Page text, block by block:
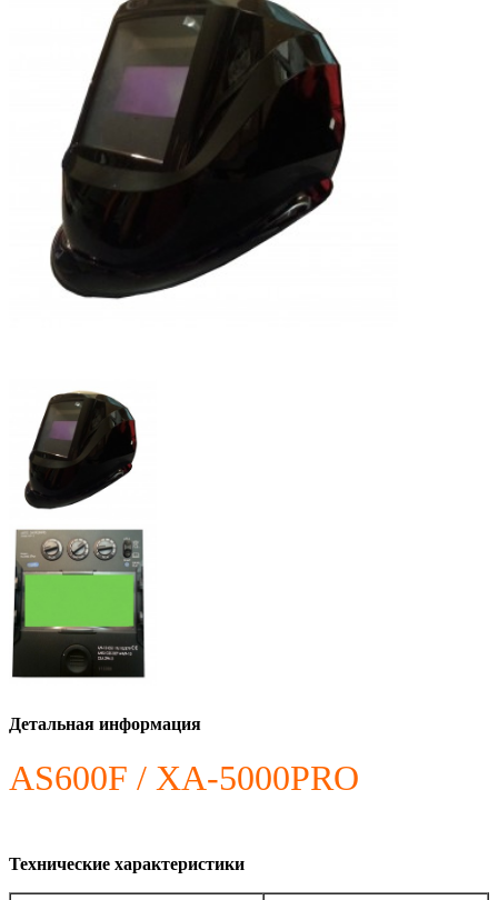
Детальная информация
AS600F / XA-5000PRO
Технические характеристики